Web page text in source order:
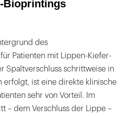
Bioprintings
des
Patienten mit Lippen-Kiefer-
Spaltverschluss schrittweise in
erfolgt, ist eine direkte klinische
sehr von Vorteil. Im
– dem Verschluss der Lippe –